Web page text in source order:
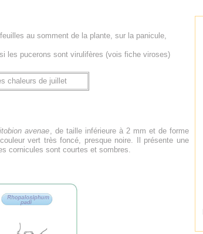
au somment de la plante, sur la panicule,
les pucerons sont virulifères (vois fiche viroses)
chaleurs de juillet
avenae, de taille inférieure à 2 mm et de forme
vert très foncé, presque noire. Il présente une
cornicules sont courtes et sombres.